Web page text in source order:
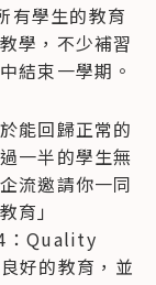
有學生的教育
學，不少補習
結束一學期。
能回歸正常的
一半的學生無
流邀請你一同
育」
：Quality
好的教育，並